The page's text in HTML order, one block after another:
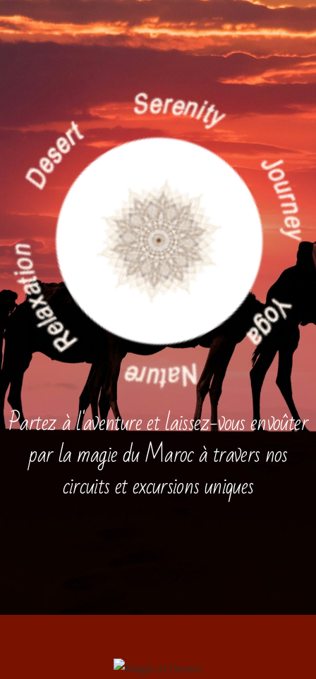
Partez à l'aventure et laissez-vous envoûter
par la magie du Maroc à travers nos
circuits et excursions uniques